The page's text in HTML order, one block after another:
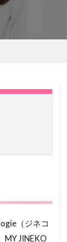
（ジネコ
MY JINEKO
性教育
ニック
クリニック
クリニック